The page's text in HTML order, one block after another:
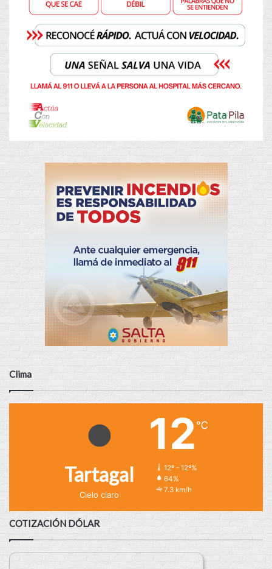
Clima
Tartagal
Cielo claro
12 ℃
12º - 12º%
64%
7.3 km/h
COTIZACIÓN DÓLAR